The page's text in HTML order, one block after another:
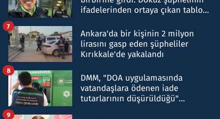
ifadelerinden ortaya çıkan tablo
Ankara'da bir kişinin 2 milyon
lirasını gasp eden şüpheliler
Kırıkkale'de yakalandı
7
DMM, "DOA uygulamasında
vatandaşlara ödenen iade
tutarlarının düşürüldüğü"
8
9